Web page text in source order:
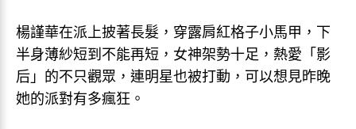
楊謹華在派上披著長髮，穿露肩紅格子小馬甲，下
半身薄紗短到不能再短，女神架勢十足，熱愛「影
后」的不只觀眾，連明星也被打動，可以想見昨晚
她的派對有多瘋狂。